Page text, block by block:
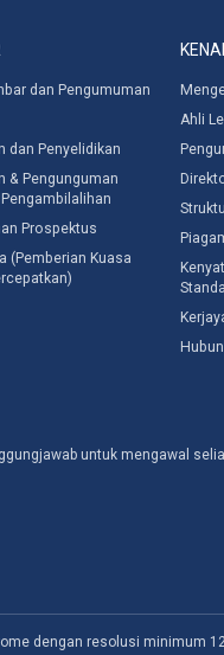
dan Pengumuman
dan Penyelidikan
& Pengunguman
Prospektus
(Pemberian Kuasa
Ahli
untuk mengawal
dengan resolusi minimum